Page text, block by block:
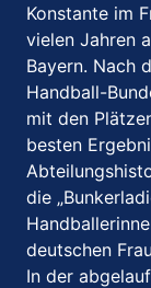
Konstante im
vielen Jahren
Bayern. Nach
Handball-
mit den
besten
die
deutschen
In der